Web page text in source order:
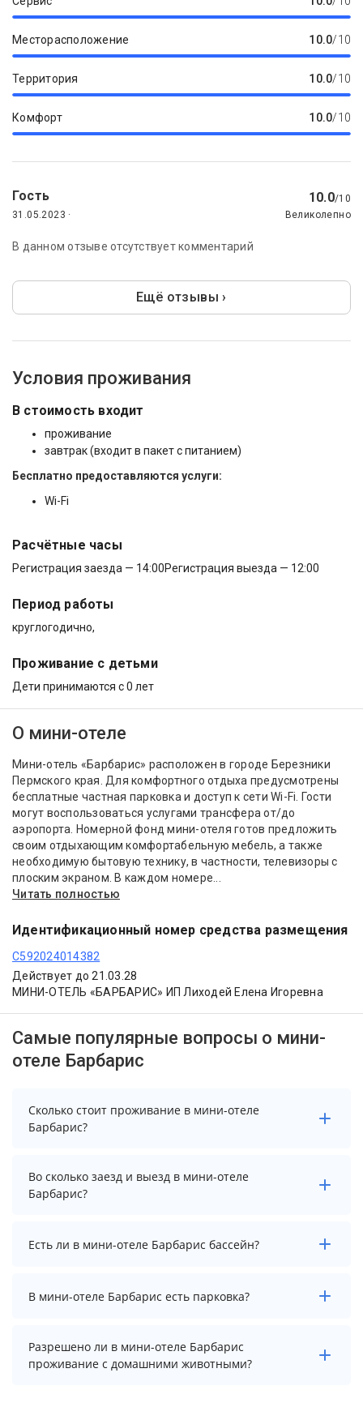
Месторасположение 10.0/10
Территория 10.0/10
Комфорт 10.0/10
Гость 10.0/10
31.05.2023 ·
Великолепно
В данном отзыве отсутствует комментарий
Ещё отзывы ›
Условия проживания
В стоимость входит
проживание
завтрак (входит в пакет с питанием)
Бесплатно предоставляются услуги:
Wi-Fi
Расчётные часы
Регистрация заезда — 14:00Регистрация выезда — 12:00
Период работы
круглогодично,
Проживание с детьми
Дети принимаются с 0 лет
О мини-отеле
Мини-отель «Барбарис» расположен в городе Березники
Пермского края. Для комфортного отдыха предусмотрены
бесплатные частная парковка и доступ к сети Wi-Fi. Гости
могут воспользоваться услугами трансфера от/до
аэропорта. Номерной фонд мини-отеля готов предложить
своим отдыхающим комфортабельную мебель, а также
необходимую бытовую технику, в частности, телевизоры с
плоским экраном. В каждом номере...
Читать полностью
Идентификационный номер средства размещения
С592024014382
Действует до 21.03.28
МИНИ-ОТЕЛЬ «БАРБАРИС» ИП Лиходей Елена Игоревна
Самые популярные вопросы о мини-
отеле Барбарис
Сколько стоит проживание в мини-отеле
Барбарис?
Чтобы увидеть актуальные цены на проживание в
мини-отеле Барбарис, выберите нужные даты и
количество гостей.
Во сколько заезд и выезд в мини-отеле
Барбарис?
Заезд возможен после 14:00, а выезд необходимо
Есть ли в мини-отеле Барбарис бассейн?
В мини-отеле Барбарис нет бассейна.
В мини-отеле Барбарис есть парковка?
В мини-отеле Барбарис нет парковки.
Разрешено ли в мини-отеле Барбарис
проживание с домашними животными?